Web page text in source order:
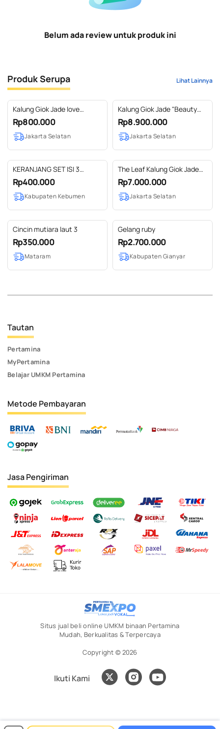
Belum ada review untuk produk ini
Produk Serupa Lihat Lainnya
Kalung Giok Jade love
necklace + silver
Rp800.000
Jakarta Selatan
Kalung Giok Jade "Beauty
Queen" Ukir Pemium
Rp8.900.000
Jakarta Selatan
KERANJANG SET ISI 3
ANYAMAN MENDONG DAN
SINTETIS
Rp400.000
Kabupaten Kebumen
The Leaf Kalung Giok Jade
Aceh
Rp7.000.000
Jakarta Selatan
Cincin mutiara laut 3
Rp350.000
Mataram
Gelang ruby
Rp2.700.000
Kabupaten Gianyar
Tautan
Pertamina
MyPertamina
Belajar UMKM Pertamina
Metode Pembayaran
Jasa Pengiriman
Situs jual beli online UMKM binaan Pertamina
Mudah, Berkualitas & Terpercaya
Copyright © 2026
Ikuti Kami